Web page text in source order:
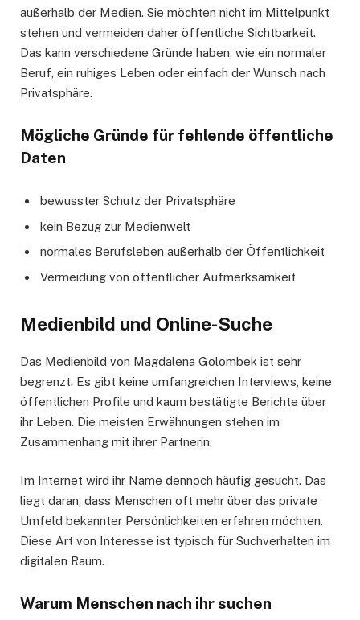
außerhalb der Medien. Sie möchten nicht im Mittelpunkt
stehen und vermeiden daher öffentliche Sichtbarkeit.
Das kann verschiedene Gründe haben, wie ein normaler
Beruf, ein ruhiges Leben oder einfach der Wunsch nach
Privatsphäre.
Mögliche Gründe für fehlende öffentliche
Daten
bewusster Schutz der Privatsphäre
kein Bezug zur Medienwelt
normales Berufsleben außerhalb der Öffentlichkeit
Vermeidung von öffentlicher Aufmerksamkeit
Medienbild und Online-Suche
Das Medienbild von Magdalena Golombek ist sehr
begrenzt. Es gibt keine umfangreichen Interviews, keine
öffentlichen Profile und kaum bestätigte Berichte über
ihr Leben. Die meisten Erwähnungen stehen im
Zusammenhang mit ihrer Partnerin.
Im Internet wird ihr Name dennoch häufig gesucht. Das
liegt daran, dass Menschen oft mehr über das private
Umfeld bekannter Persönlichkeiten erfahren möchten.
Diese Art von Interesse ist typisch für Suchverhalten im
digitalen Raum.
Warum Menschen nach ihr suchen